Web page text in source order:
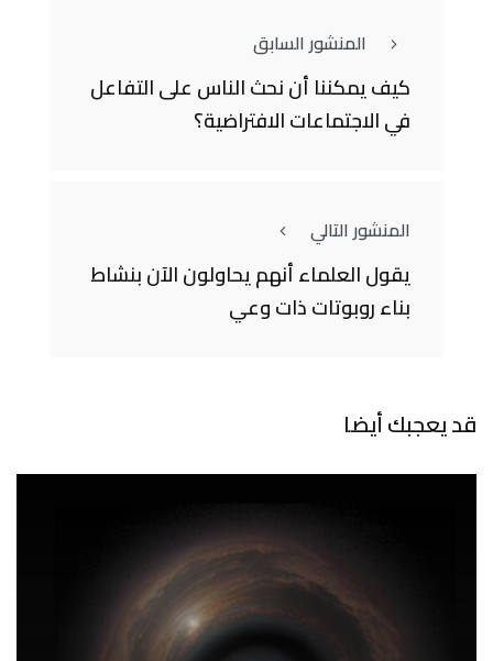
المنشور السابق
كيف يمكننا أن نحث الناس على التفاعل
في الاجتماعات الافتراضية؟
المنشور التالي
يقول العلماء أنهم يحاولون الآن بنشاط
بناء روبوتات ذات وعي
قد يعجبك أيضا